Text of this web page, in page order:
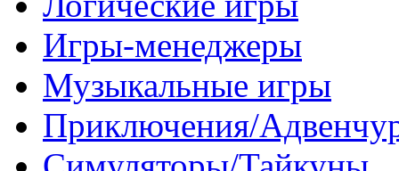
Игры-менеджеры
Музыкальные игры
Приключения/